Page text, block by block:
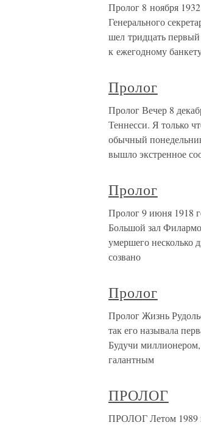
Пролог 8 ноября
Генерального
шел тридцать
к ежегодному
Пролог
Пролог Вечер 8
Теннесси. Я только
обычный
вышло экстренное
Пролог
Пролог 9 июня 1918
Большой зал
умершего несколько
созвано
Пролог
Пролог Жизнь
так его называла
Будучи миллионером,
галантным
ПРОЛОГ
ПРОЛОГ Летом 1989